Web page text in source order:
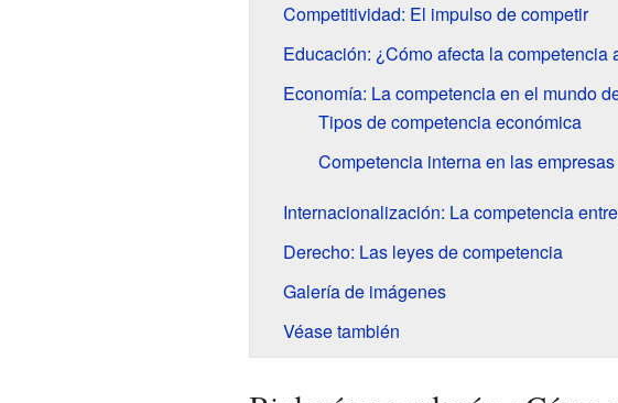
Competitividad: El impulso de competir
Educación: ¿Cómo afecta la competencia
Economía: La competencia en el mundo
Tipos de competencia económica
Competencia interna en las empresas
Internacionalización: La competencia
Derecho: Las leyes de competencia
Galería de imágenes
Véase también